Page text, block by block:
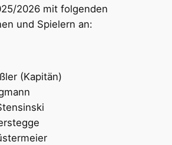
2026 mit folgenden
und Spielern an:
(Kapitän)